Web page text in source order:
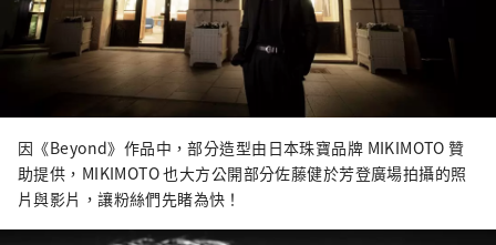
因《Beyond》作品中，部分造型由日本珠寶品牌 MIKIMOTO 贊
助提供，MIKIMOTO 也大方公開部分佐藤健於芳登廣場拍攝的照
片與影片，讓粉絲們先睹為快！